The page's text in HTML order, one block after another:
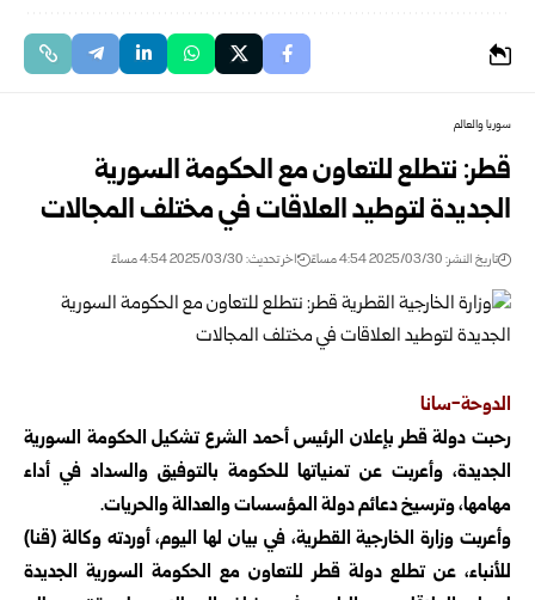
سوريا والعالم
قطر: نتطلع للتعاون مع الحكومة السورية
الجديدة لتوطيد العلاقات في مختلف المجالات
تاريخ النشر: 2025/03/30 4:54 مساءً اخر تحديث: 2025/03/30 4:54 مساءً
الدوحة-سانا
رحبت دولة قطر بإعلان الرئيس أحمد الشرع تشكيل الحكومة السورية
الجديدة، وأعربت عن تمنياتها للحكومة بالتوفيق والسداد في أداء
مهامها، وترسيخ دعائم دولة المؤسسات والعدالة والحريات.
وأعربت وزارة الخارجية القطرية، في بيان لها اليوم، أوردته وكالة (قنا)
للأنباء، عن تطلع دولة قطر للتعاون مع الحكومة السورية الجديدة